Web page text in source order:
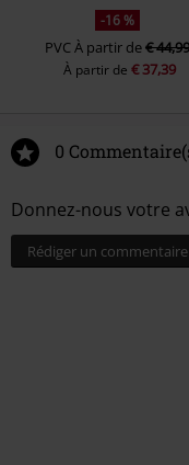
-16 %
PVCÀ partir de€ 44,99
À partir de€ 37,39
0
Donnez-nous votre
Rédiger un commentaire